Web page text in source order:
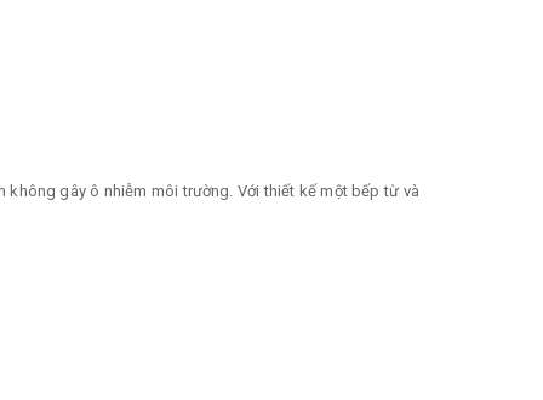
gây ô nhiễm môi trường. Với thiết kế một bếp từ và